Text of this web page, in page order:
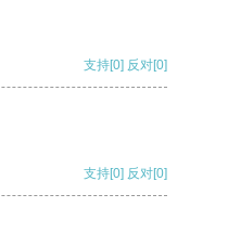
支持[0] 反对[0]
支持[0] 反对[0]